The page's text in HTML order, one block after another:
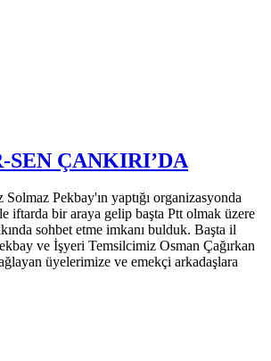
SEN ÇANKIRI’DA
Pekbay'ın yaptığı organizasyonda
iftarda bir araya gelip başta Ptt olmak üzere
sohbet etme imkanı bulduk. Başta il
ve İşyeri Temsilcimiz Osman Çağırkan
üyelerimize ve emekçi arkadaşlara